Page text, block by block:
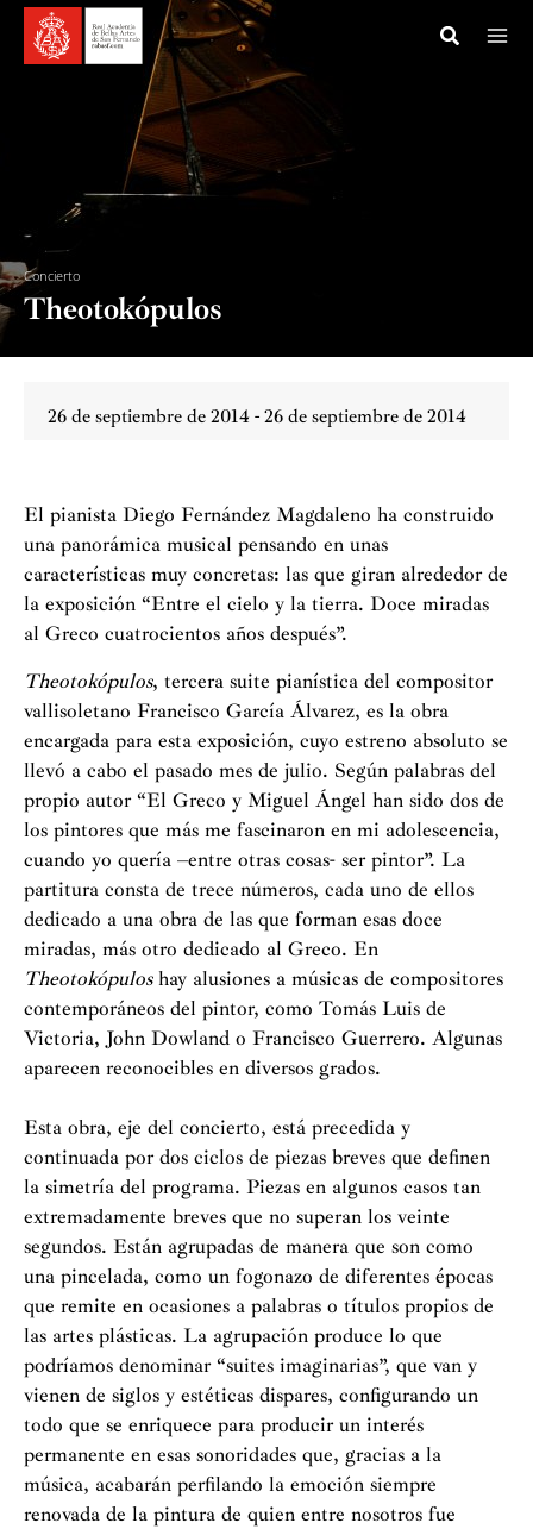
Concierto
Theotokópulos
26 de septiembre de 2014 - 26 de septiembre de 2014
El pianista Diego Fernández Magdaleno ha construido
una panorámica musical pensando en unas
características muy concretas: las que giran alrededor de
la exposición “Entre el cielo y la tierra. Doce miradas
al Greco cuatrocientos años después”.
Theotokópulos, tercera suite pianística del compositor
vallisoletano Francisco García Álvarez, es la obra
encargada para esta exposición, cuyo estreno absoluto se
llevó a cabo el pasado mes de julio. Según palabras del
propio autor “El Greco y Miguel Ángel han sido dos de
los pintores que más me fascinaron en mi adolescencia,
cuando yo quería –entre otras cosas- ser pintor”. La
partitura consta de trece números, cada uno de ellos
dedicado a una obra de las que forman esas doce
miradas, más otro dedicado al Greco. En
Theotokópuloshay alusiones a músicas de compositores
contemporáneos del pintor, como Tomás Luis de
Victoria, John Dowland o Francisco Guerrero. Algunas
aparecen reconocibles en diversos grados.
Esta obra, eje del concierto, está precedida y
continuada por dos ciclos de piezas breves que definen
la simetría del programa. Piezas en algunos casos tan
extremadamente breves que no superan los veinte
segundos. Están agrupadas de manera que son como
una pincelada, como un fogonazo de diferentes épocas
que remite en ocasiones a palabras o títulos propios de
las artes plásticas. La agrupación produce lo que
podríamos denominar “suites imaginarias”, que van y
vienen de siglos y estéticas dispares, configurando un
todo que se enriquece para producir un interés
permanente en esas sonoridades que, gracias a la
música, acabarán perfilando la emoción siempre
renovada de la pintura de quien entre nosotros fue